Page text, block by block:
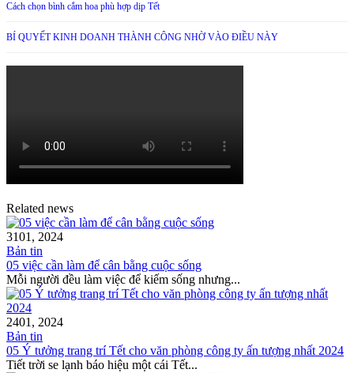
Cách chọn bình cắm hoa phù hợp dịp Tết
BÍ QUYẾT KINH DOANH THÀNH CÔNG NHỜ VÀO ĐIỀU NÀY
Related news
3101, 2024
Bản tin
05 việc cần làm để cân bằng cuộc sống
Mỗi người đều làm việc để kiếm sống nhưng...
2401, 2024
Bản tin
05 Ý tưởng trang trí Tết cho văn phòng công ty ấn tượng nhất 2024
Tiết trời se lạnh báo hiệu một cái Tết...